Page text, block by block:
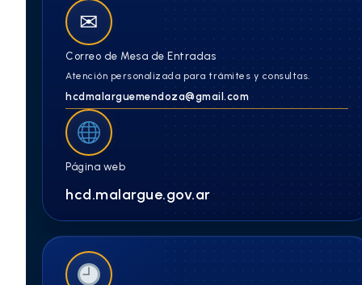
✉
Correo de Mesa de Entradas
Atención personalizada para trámites y consultas.
hcdmalarguemendoza@gmail.com
Página web
hcd.malargue.gov.ar